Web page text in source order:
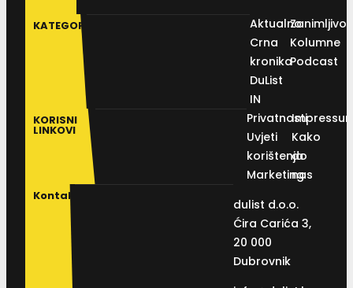
KATEGORIJE
Aktualno
Crna
kronika
DuList
IN
Kolumne
Podcast
KORISNI
LINKOVI
Privatnosti
Uvjeti
korištenja
Marketing
Kako
do
nas
Kontakt
dulist d.o.o.
Ćira Carića 3,
20 000
Dubrovnik